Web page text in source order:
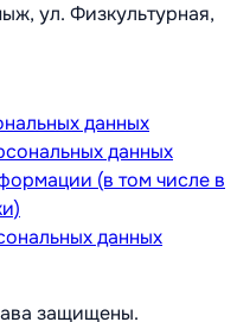
ул. Физкультурная,
данных
данных
(в том числе в
данных
защищены.